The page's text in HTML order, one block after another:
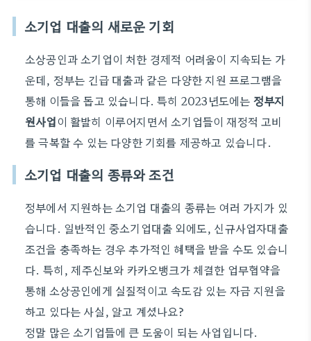
소기업 대출의 새로운 기회
소상공인과 소기업이 처한 경제적 어려움이 지속되는 가
운데, 정부는 긴급 대출과 같은 다양한 지원 프로그램을
통해 이들을 돕고 있습니다. 특히 2023년도에는 정부지
원사업이 활발히 이루어지면서 소기업들이 재정적 고비
를 극복할 수 있는 다양한 기회를 제공하고 있습니다.
소기업 대출의 종류와 조건
정부에서 지원하는 소기업 대출의 종류는 여러 가지가 있
습니다. 일반적인 중소기업대출 외에도, 신규사업자대출
조건을 충족하는 경우 추가적인 혜택을 받을 수도 있습니
다. 특히, 제주신보와 카카오뱅크가 체결한 업무협약을
통해 소상공인에게 실질적이고 속도감 있는 자금 지원을
하고 있다는 사실, 알고 계셨나요?
정말 많은 소기업들에 큰 도움이 되는 사업입니다.